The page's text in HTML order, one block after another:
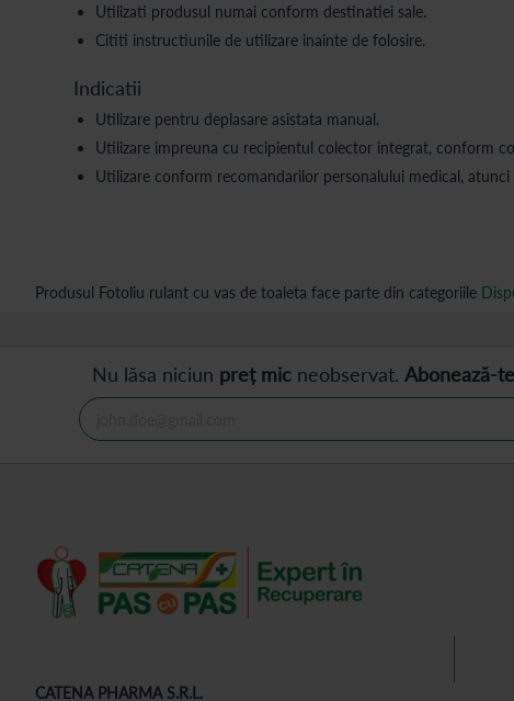
Utilizati produsul numai conform destinatiei sale.
Cititi instructiunile de utilizare inainte de folosire.
Indicatii
Utilizare pentru deplasare asistata manual.
Utilizare impreuna cu recipientul colector integrat, conform
Utilizare conform recomandarilor personalului medical, atunci
Produsul Fotoliu rulant cu vas de toaleta face parte din categoriile
Nu lăsa niciun preț mic neobservat. Abonează-te
CATENA PHARMA S.R.L.